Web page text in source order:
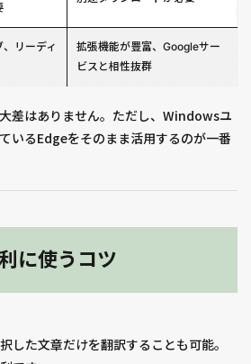
リーディ
拡張機能が豊富、Googleサー
ビスと相性抜群
差はありません。ただし、Windowsユ
いるEdgeをそのまま活用するのが一番
に使うコツ
した文章だけを翻訳することも可能。